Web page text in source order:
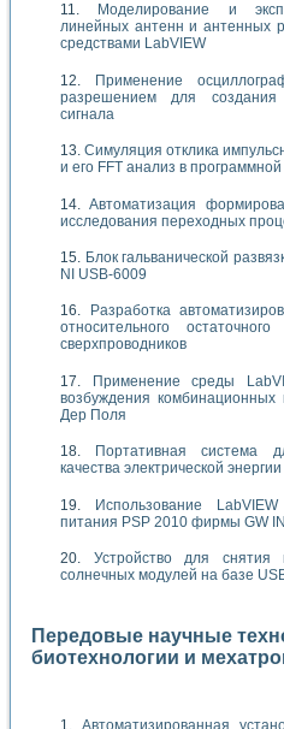
Моделирование и
линейных антенн и антенных
средствами LabVIEW
Применение
разрешением для
сигнала
Симуляция отклика
и его FFT анализ в
Автоматизация
исследования переходных
Блок гальванической
NI USB-6009
Разработка
относительного
сверхпроводников
Применение среды
возбуждения
Дер Поля
Портативная система
качества электрической энергии
Использование
питания PSP 2010 фирмы GW
Устройство для снятия
солнечных модулей на базе
Передовые научные
биотехнологии и
Автоматизированная